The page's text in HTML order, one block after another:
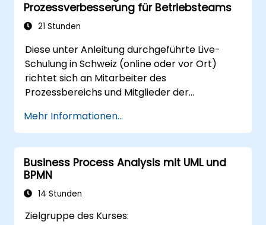
Prozessverbesserung für Betriebsteams
21 Stunden
Diese unter Anleitung durchgeführte Live-
Schulung in Schweiz (online oder vor Ort)
richtet sich an Mitarbeiter des
Prozessbereichs und Mitglieder der
zur Prozessverbesserung mit Six-Prinzipien
und BPMN 2.0-Modellierung beherrschen
möchten.
Mehr Informationen...
Business Process Analysis mit UML und
BPMN
14 Stunden
Zielgruppe des Kurses: